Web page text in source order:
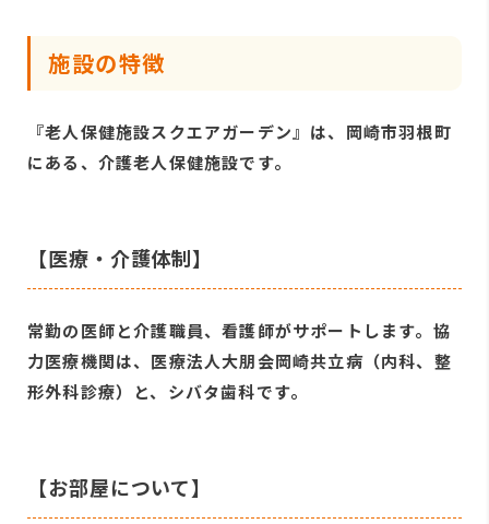
施設の特徴
『老人保健施設スクエアガーデン』は、岡崎市羽根町
にある、介護老人保健施設です。
【医療・介護体制】
常勤の医師と介護職員、看護師がサポートします。協
力医療機関は、医療法人大朋会岡崎共立病（内科、整
形外科診療）と、シバタ歯科です。
【お部屋について】